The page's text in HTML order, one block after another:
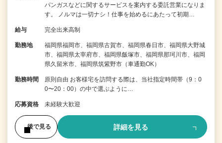
パンガスなどに関するサービスを案内する委託営業になりま
す。 ノルマは一切ナシ！仕事を始めるにあたって初期…
給与 完全出来高制
勤務地
福岡県福岡市、福岡県古賀市、福岡県春日市、福岡県大野城
市、福岡県太宰府市、福岡県飯塚市、福岡県那珂川市、福岡
県久留米市、福岡県筑紫野市（車通勤OK）
勤務時間
原則自由 お客様宅を訪問する際は、当社指定時間帯（9：0
0〜20：00）の中で選ぶように…
応募資格 未経験大歓迎
後で見る 詳細を見る